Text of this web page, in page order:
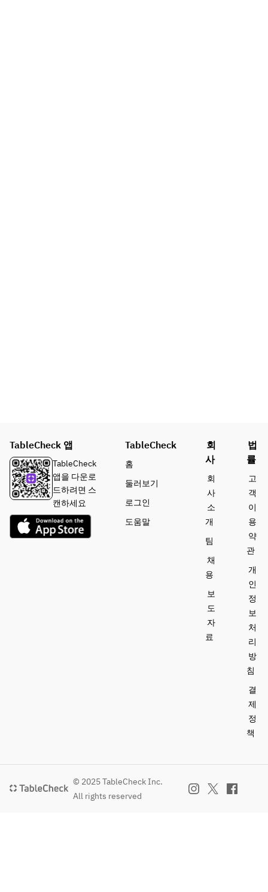
TableCheck 앱
TableCheck
앱을 다운로
드하려면 스
캔하세요
TableCheck
홈
둘러보기
로그인
도움말
회
사
회
사
소
개
팀
채
용
보
도
자
료
법
률
고
객
이
용
약
관
개
인
정
보
처
리
방
침
결
제
정
책
© 2025 TableCheck Inc.
All rights reserved